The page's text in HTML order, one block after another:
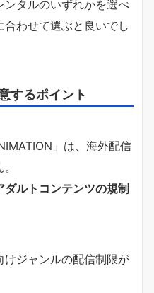
タルのいずれかを選べ
わせて選ぶと良いでし
するポイント
」は、海外配信
ダルトコンテンツの規制
けジャンルの配信制限が